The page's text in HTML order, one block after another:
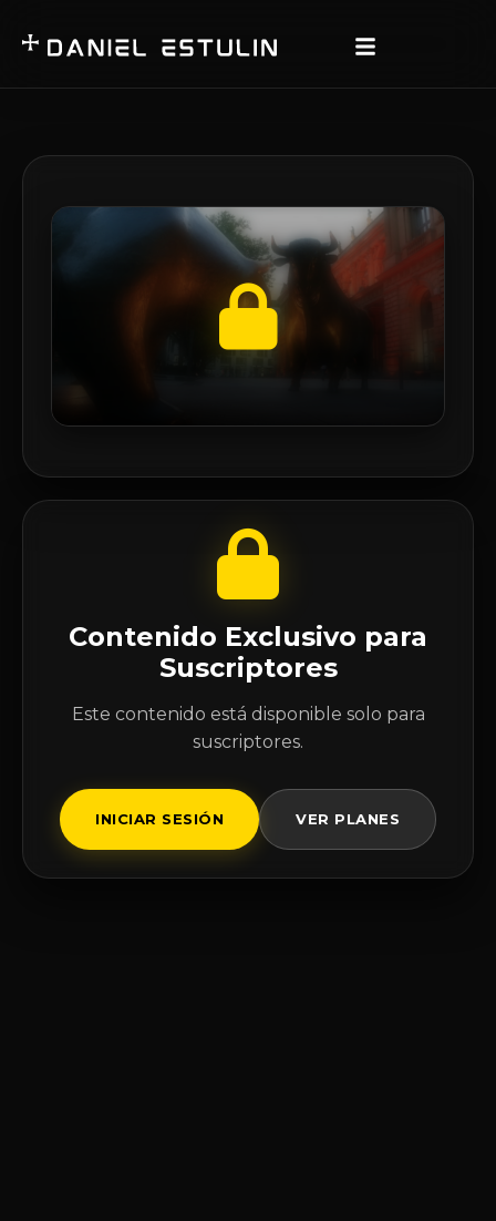
Contenido Exclusivo para
Suscriptores
Este contenido está disponible solo para
suscriptores.
INICIAR SESIÓN VER PLANES